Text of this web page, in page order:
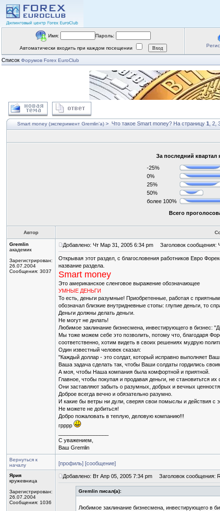
Имя: Пароль:
Автоматически входить при каждом посещении
Список Форумов Forex EuroClub
Smart money (эксперимент Gremlin'a) > Что такое Smart money? На страницу 1 2
За последний квартал
-25%
0%
25%
50%
более 100%
Всего
Автор
Gremlin
академик
Зарегистрирован:
26.07.2004
Сообщения: 3037
Добавлено: Чт Мар 31, 2005 6:34 pm Заголовок сообщения:
Открывая этот раздел, с благословения работников Евро
название раздела.
Smart money
Это американское сленговое выражение обозначающее
УМНЫЕ ДЕНЬГИ
То есть, деньги разумные! Приобретенные, работая с
обозначал близкие внутридневные стопы: глупие деньги, то
Деньги должны делать деньги.
Не могут не днлать!
Любимое заклинание бизнесмена, инвестирующего в бизнес:
Мы тоже можем себе это позволить, потому что, благодаря
соответственно, хотим видеть в своих решениях мудрую
Один известный человек сказал:
"Каждый доллар - это солдат, который исправно выполняет
Ваша задача сделать так, чтобы Ваши солдаты гордились
А моя, чтобы Наша компания была комфортной и приятной.
Главное, чтобы покупая и продавая деньги, не становитьтся
Они заставляют забыть о разумных, добрых и вечных
Доброе всегда вечно и обязательно разумно.
И какие бы ветры ни дули, сверяя свои помыслы и действия с
Не можете не добиться!
Добро пожаловать в теплую, деловую компанию!!!
грррр
С уважением,
Ваш Gremlin
Вернуться к
началу
[профиль] [сообщение]
Ярия
кружевница
Зарегистрирован:
26.07.2004
Сообщения: 1036
Добавлено: Вт Апр 05, 2005 7:34 pm Заголовок сообщения:
Gremlin писал(а):
Любимое заклинание бизнесмена, инвестирующего в